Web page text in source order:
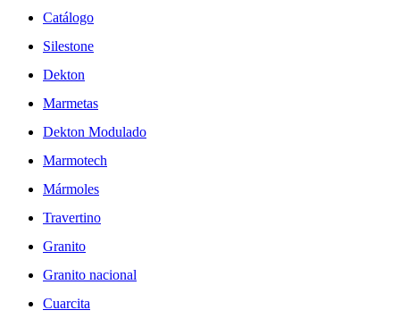
Catálogo
Silestone
Dekton
Marmetas
Dekton Modulado
Marmotech
Mármoles
Travertino
Granito
Granito nacional
Cuarcita